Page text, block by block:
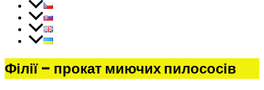
Філії – прокат миючих пилососів